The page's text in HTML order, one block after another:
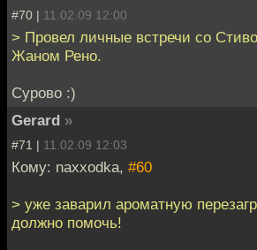
#70 | 11.02.09 12:00
> Провел личные встречи со
Жаном Рено.
Сурово :)
Gerard »
#71 | 11.02.09 12:03
Кому: naxxodka, #60
> уже заварил ароматную
должно помочь!